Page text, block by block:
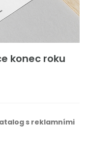
konec roku
s reklamními